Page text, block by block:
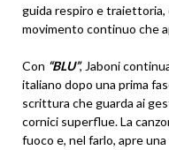
guida respiro e traiettoria,
movimento continuo che
Con “BLU”, Jaboni
italiano dopo una prima
scrittura che guarda ai
cornici superflue. La
fuoco e, nel farlo, apre